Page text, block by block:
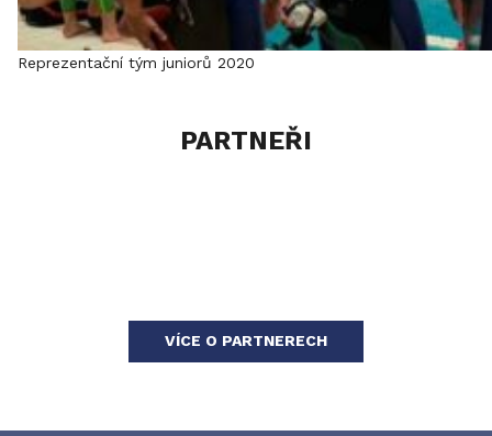
Reprezentační tým juniorů 2020
PARTNEŘI
VÍCE O PARTNERECH